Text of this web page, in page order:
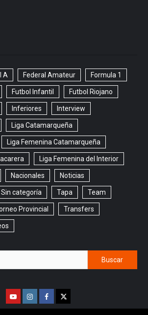
A Federal Amateur Formula 1
Futbol Infantil Futbol Riojano
Inferiores Interview
Liga Catamarqueña
Liga Femenina Catamarqueña
Liga Femenina del Interior
Nacionales Noticias
Sin categoría Tapa Team
Provincial Transfers